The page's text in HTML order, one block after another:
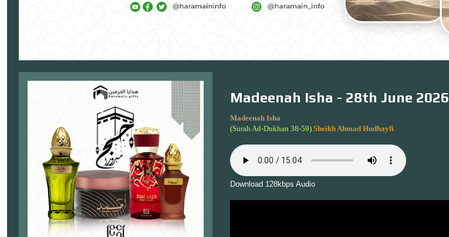
Madeenah Isha - 28th June 2026
Madeenah Isha
(Surah Ad-Dukhan 38-59) Sheikh Ahmad Hudhayfi
Download 128kbps Audio